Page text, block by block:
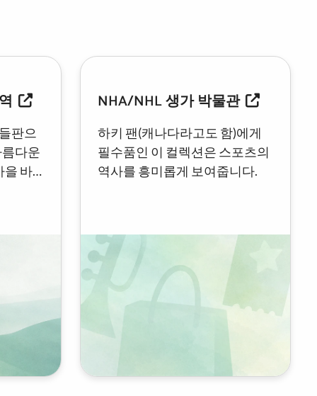
판으
다운
을 바
NHA/NHL 생가 박물관
하키 팬(캐나다라고도 함)에게
필수품인 이 컬렉션은 스포츠의
역사를 흥미롭게 보여줍니다.